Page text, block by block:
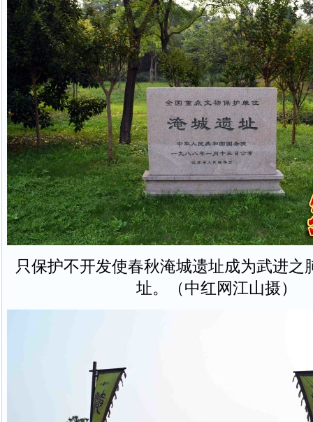
只保护不开发使春秋淹城遗址成为武进之
址。（中红网江山摄）